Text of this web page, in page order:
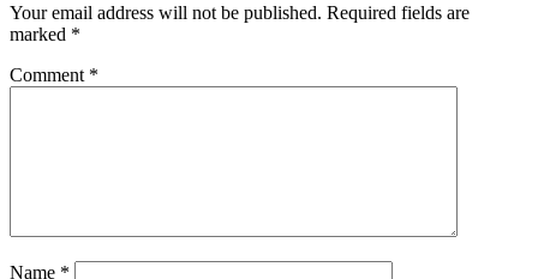
Your email address will not be published. Required fields are
marked *
Comment *
Name *